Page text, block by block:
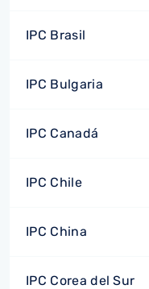
IPC Brasil
IPC Bulgaria
IPC Canadá
IPC Chile
IPC China
IPC Corea del Sur